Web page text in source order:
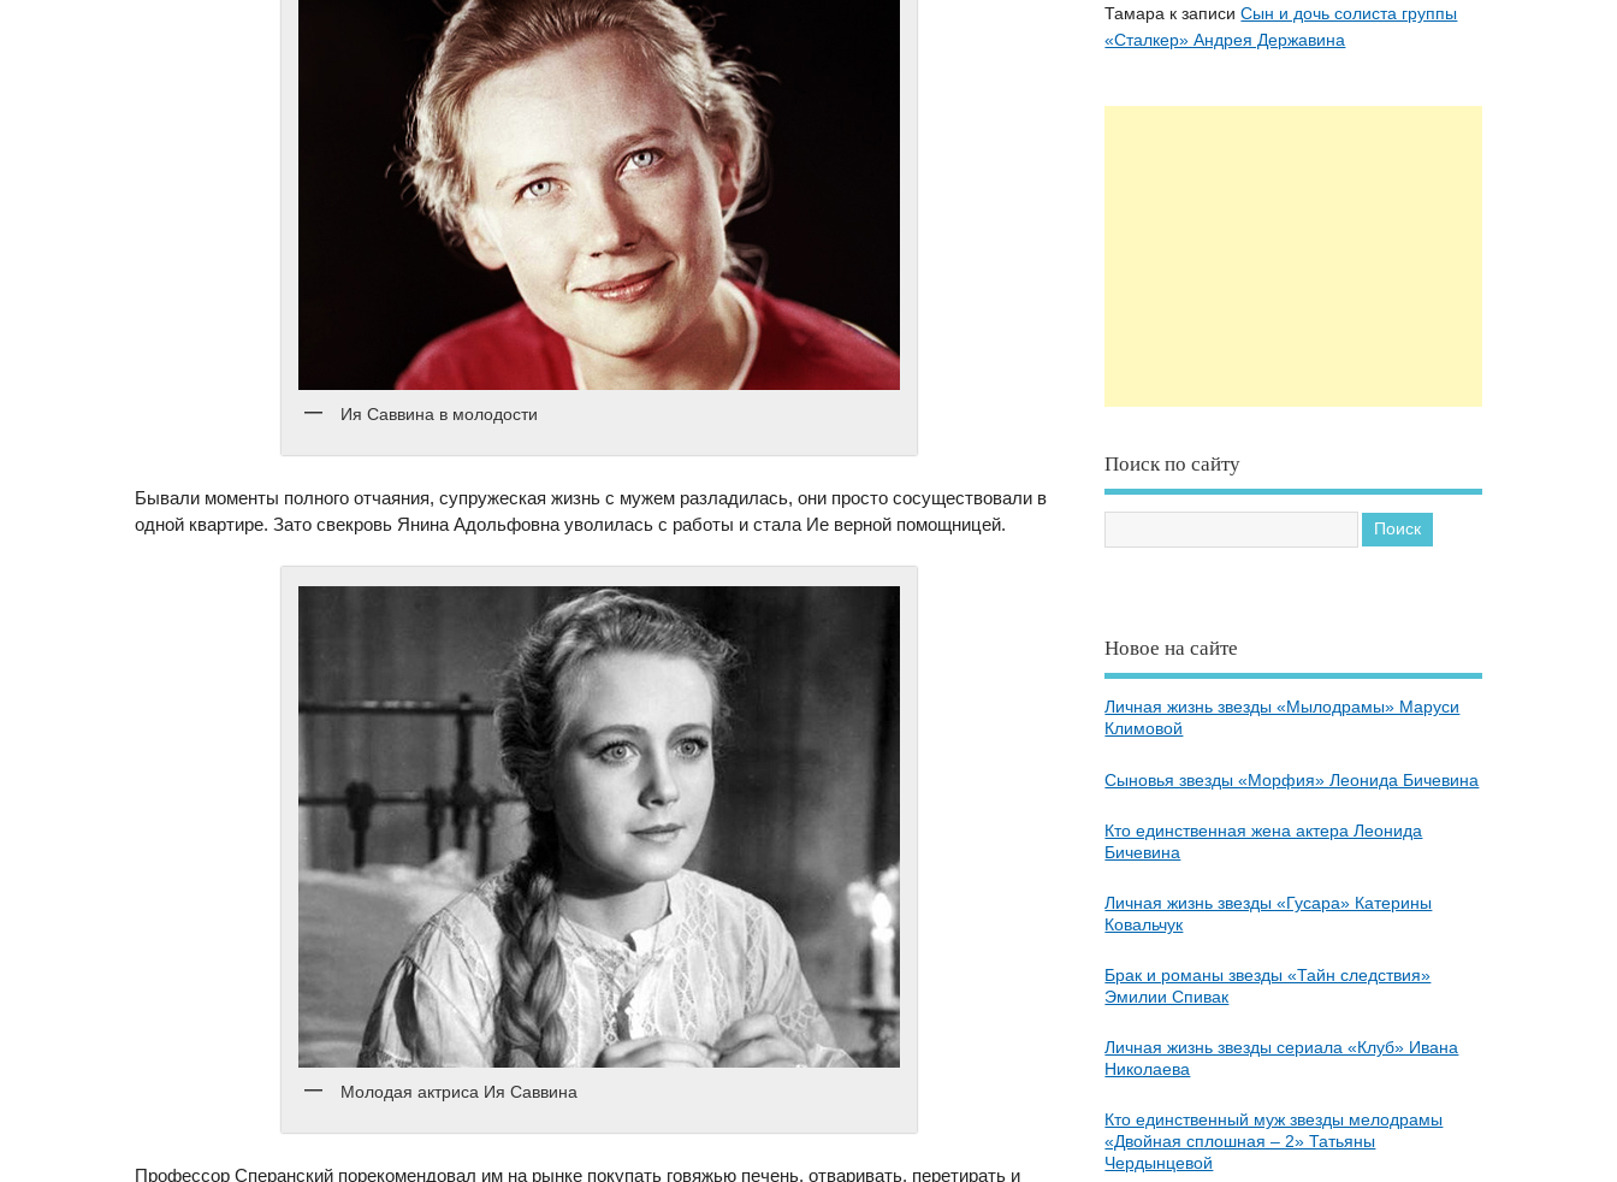
Ия Саввина в молодости
Бывали моменты полного отчаяния, супружеская жизнь с мужем разладилась, они просто сосуществовали в
одной квартире. Зато свекровь Янина Адольфовна уволилась с работы и стала Ие верной помощницей.
Молодая актриса Ия Саввина
Профессор Сперанский порекомендовал им на рынке покупать говяжью печень, отваривать, перетирать и
Тамара к записиСын и дочь солиста группы
«Сталкер» Андрея Державина
Поиск по сайту
Новое на сайте
Личная жизнь звезды «Мылодрамы» Маруси
Климовой
Сыновья звезды «Морфия» Леонида Бичевина
Кто единственная жена актера Леонида
Бичевина
Личная жизнь звезды «Гусара» Катерины
Ковальчук
Брак и романы звезды «Тайн следствия»
Эмилии Спивак
Личная жизнь звезды сериала «Клуб» Ивана
Николаева
Кто единственный муж звезды мелодрамы
«Двойная сплошная – 2» Татьяны
Чердынцевой